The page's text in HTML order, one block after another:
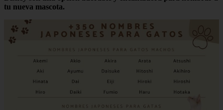
tu nueva mascota.